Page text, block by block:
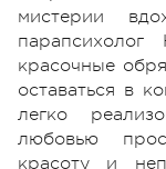
мистерии
красочные
оставаться в
легко
любовью
красоту и